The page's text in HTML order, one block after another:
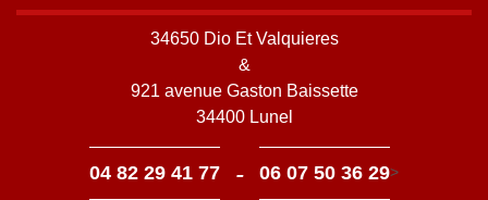
34650 Dio Et Valquieres
&
921 avenue Gaston Baissette
34400 Lunel
04 82 29 41 77 - 06 07 50 36 29>